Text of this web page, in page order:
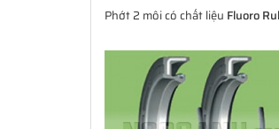
Phớt 2 môi có chất liệu Fluoro